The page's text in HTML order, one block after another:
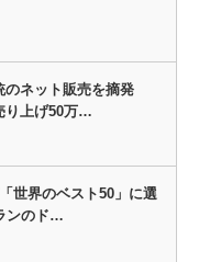
のネット販売を摘発
り上げ50万…
世界のベスト50」に選
ンのド…